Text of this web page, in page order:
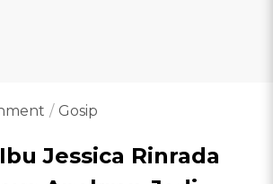
Gosip
Jessica Rinrada